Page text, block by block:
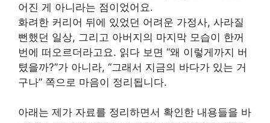
어진 게 아니라는 점이었어요.
화려한 커리어 뒤에 있었던 어려운 가정사, 사라질
뻔했던 일상, 그리고 아버지의 마지막 모습이 한꺼
번에 떠오르더라고요. 읽다 보면 “왜 이렇게까지 버
텼을까?”가 아니라, “그래서 지금의 바다가 있는 거
구나” 쪽으로 마음이 정리됩니다.
아래는 제가 자료를 정리하면서 확인한 내용들을 바